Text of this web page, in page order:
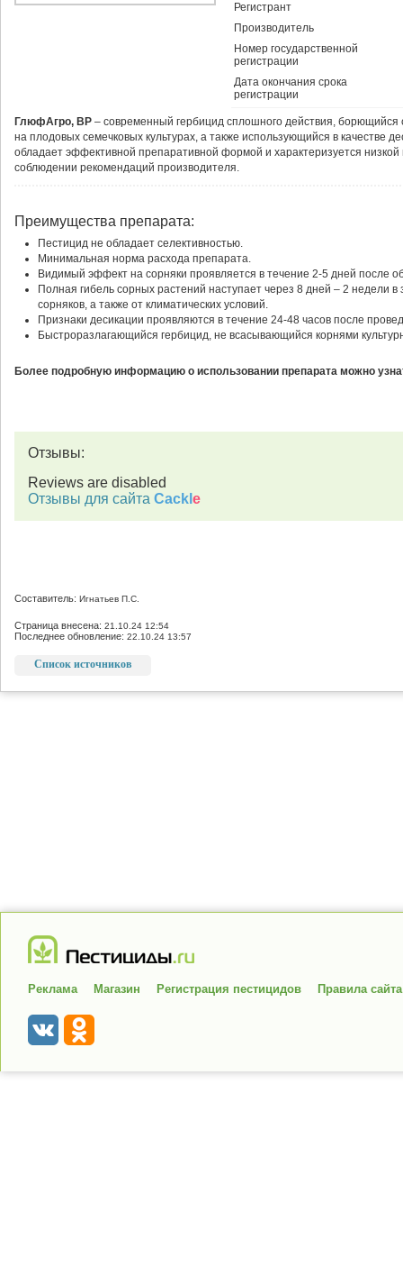
Регистрант
Производитель
Номер государственной
регистрации
Дата окончания срока
регистрации
ГлюфАгро, ВР – современный гербицид сплошного действия,
на плодовых семечковых культурах, а также использующийся в качестве
обладает эффективной препаративной формой и характеризуется
соблюдении рекомендаций производителя.
Преимущества препарата:
Пестицид не обладает селективностью.
Минимальная норма расхода препарата.
Видимый эффект на сорняки проявляется в течение 2-5 дней после
Полная гибель сорных растений наступает через 8 дней – 2 недели
сорняков, а также от климатических условий.
Признаки десикации проявляются в течение 24-48 часов после
Быстроразлагающийся гербицид, не всасывающийся корнями
Более подробную информацию о использовании препарата можно
Отзывы:
Reviews are disabled
Отзывы для сайта Cackl e
Составитель: Игнатьев П.С.
Страница внесена: 21.10.24 12:54
Последнее обновление: 22.10.24 13:57
Список источников
Реклама Магазин Регистрация пестицидов Правила сайта